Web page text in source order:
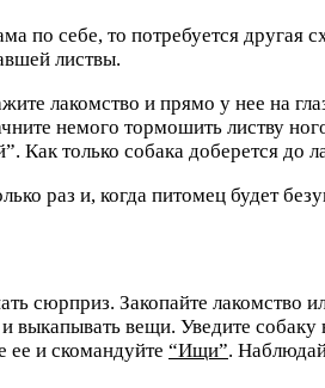
по себе, то потребуется
листвы.
лакомство и прямо у нее на
немого тормошить листву
Как только собака доберется до
раз и, когда питомец будет
сюрприз. Закопайте лакомство
выкапывать вещи. Уведите
ее и скомандуйте “Ищи”.